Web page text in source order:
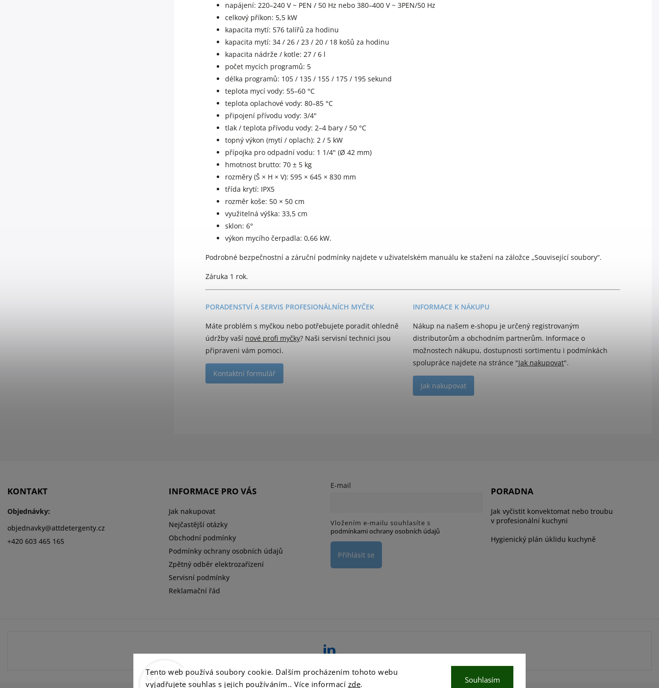
Tento web používá soubory cookie. Dalším procházením tohoto webu
vyjadřujete souhlas s jejich používáním.. Více informací zde. Souhlasím
napájení: 220–240 V ~ PEN / 50 Hz nebo 380–400 V ~ 3PEN/50 Hz
celkový příkon: 5,5 kW
kapacita mytí: 576 talířů za hodinu
kapacita mytí: 34 / 26 / 23 / 20 / 18 košů za hodinu
kapacita nádrže / kotle: 27 / 6 l
počet mycích programů: 5
délka programů: 105 / 135 / 155 / 175 / 195 sekund
teplota mycí vody: 55–60 °C
teplota oplachové vody: 80–85 °C
připojení přívodu vody: 3/4"
tlak / teplota přívodu vody: 2–4 bary / 50 °C
topný výkon (mytí / oplach): 2 / 5 kW
přípojka pro odpadní vodu: 1 1/4" (Ø 42 mm)
hmotnost brutto: 70 ± 5 kg
rozměry (Š × H × V): 595 × 645 × 830 mm
třída krytí: IPX5
rozměr koše: 50 × 50 cm
využitelná výška: 33,5 cm
sklon: 6°
výkon mycího čerpadla: 0,66 kW.
Podrobné bezpečnostní a záruční podmínky najdete v uživatelském manuálu ke stažení na záložce „Související soubory“.
Záruka 1 rok.
PORADENSTVÍ A SERVIS PROFESIONÁLNÍCH MYČEK
Máte problém s myčkou nebo potřebujete poradit ohledně
údržby vaší nové profi myčky? Naši servisní technici jsou
připraveni vám pomoci.
Kontaktní formulář
INFORMACE K NÁKUPU
Nákup na našem e-shopu je určený registrovaným
distributorům a obchodním partnerům. Informace o
možnostech nákupu, dostupnosti sortimentu i podmínkách
spolupráce najdete na stránce "Jak nakupovat".
Jak nakupovat
KONTAKT
Objednávky:
objednavky@attdetergenty.cz
+420 603 465 165
INFORMACE PRO VÁS
Jak nakupovat
Nejčastější otázky
Obchodní podmínky
Podmínky ochrany osobních údajů
Zpětný odběr elektrozařízení
Servisní podmínky
Reklamační řád
E-mail
Vložením e-mailu souhlasíte s
podmínkami ochrany osobních údajů
Přihlásit se
PORADNA
Jak vyčistit konvektomat nebo troubu
v profesionální kuchyni
Hygienický plán úklidu kuchyně